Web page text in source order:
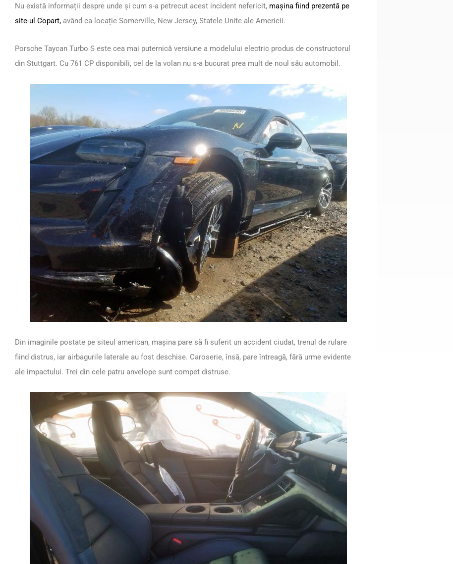
Nu există informații despre unde și cum s-a petrecut acest incident nefericit, mașina fiind prezentă pe
site-ul Copart, având ca locație Somerville, New Jersey, Statele Unite ale Americii.
Porsche Taycan Turbo S este cea mai puternică versiune a modelului electric produs de constructorul
din Stuttgart. Cu 761 CP disponibili, cel de la volan nu s-a bucurat prea mult de noul său automobil.
Din imaginile postate pe siteul american, mașina pare să fi suferit un accident ciudat, trenul de rulare
fiind distrus, iar airbagurile laterale au fost deschise. Caroserie, însă, pare întreagă, fără urme evidente
ale impactului. Trei din cele patru anvelope sunt compet distruse.